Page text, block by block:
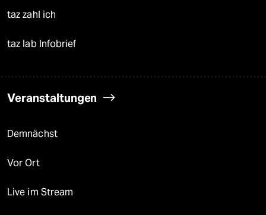
taz zahl ich
taz lab Infobrief
Veranstaltungen
Demnächst
Vor Ort
Live im Stream